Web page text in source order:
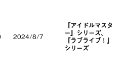
2024/8/7
『アイドルマスタ
ー』シリーズ、
『ラブライブ！』
シリーズ